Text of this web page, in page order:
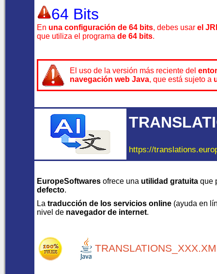
64 Bits
En una configuración de 64 bits, debes usar el
que utiliza el programa de 64 bits.
El uso de la versión más reciente del
navegación web Java, que está sujeto a
https://
EuropeSoftwares ofrece una utilidad gratuita que
defecto.
La traducción de los servicios online (ayuda en
nivel de navegador de internet.